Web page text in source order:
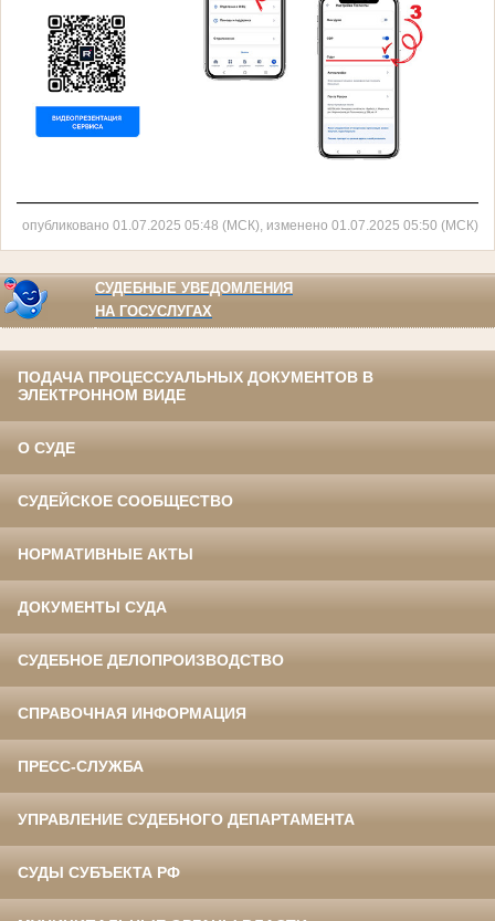
опубликовано 01.07.2025 05:48 (МСК), изменено 01.07.2025 05:50 (МСК)
СУДЕБНЫЕ УВЕДОМЛЕНИЯ
НА ГОСУСЛУГАХ
ПОДАЧА ПРОЦЕССУАЛЬНЫХ ДОКУМЕНТОВ В
ЭЛЕКТРОННОМ ВИДЕ
О СУДЕ
СУДЕЙСКОЕ СООБЩЕСТВО
НОРМАТИВНЫЕ АКТЫ
ДОКУМЕНТЫ СУДА
СУДЕБНОЕ ДЕЛОПРОИЗВОДСТВО
СПРАВОЧНАЯ ИНФОРМАЦИЯ
ПРЕСС-СЛУЖБА
УПРАВЛЕНИЕ СУДЕБНОГО ДЕПАРТАМЕНТА
СУДЫ СУБЪЕКТА РФ